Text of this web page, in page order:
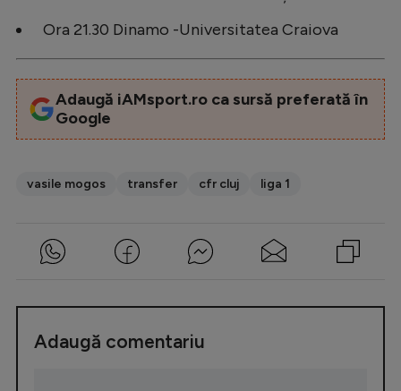
Ora 21.30 Dinamo -Universitatea Craiova
Adaugă iAMsport.ro ca sursă preferată în
Google
vasile mogos transfer cfr cluj liga 1
Adaugă comentariu